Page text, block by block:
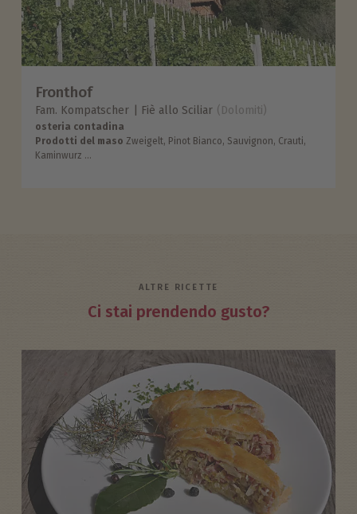
Fronthof
Fam. Kompatscher Fiè allo Sciliar (Dolomiti)
osteria contadina
Prodotti del maso Zweigelt, Pinot Bianco, Sauvignon, Crauti,
Kaminwurz ...
ALTRE RICETTE
Ci stai prendendo gusto?